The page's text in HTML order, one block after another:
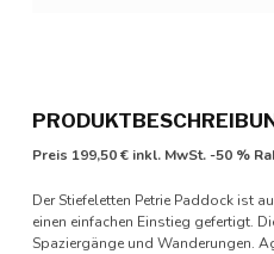
Preis 199,50 € inkl. MwSt. -50 %
Der Stiefeletten Petrie Paddock ist
einen einfachen Einstieg gefertigt.
Spaziergänge und Wanderungen.